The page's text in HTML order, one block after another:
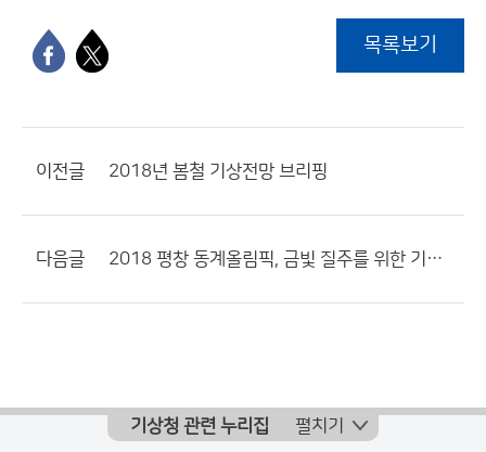
목록보기
이전글 2018년 봄철 기상전망 브리핑
다음글 2018 평창 동계올림픽, 금빛 질주를 위한 기상지원 준비 끝!
기상청 관련 누리집 펼치기